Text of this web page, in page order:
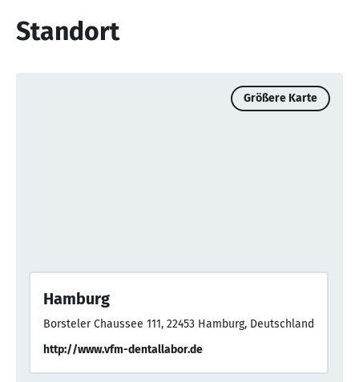
Standort
Größere Karte
Hamburg
Borsteler Chaussee 111, 22453 Hamburg, Deutschland
http://www.vfm-dentallabor.de